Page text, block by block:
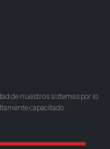
de nuestros sistemas por lo
capacitado.